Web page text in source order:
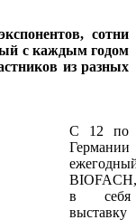
сотни
с каждым годом
из разных
С 12 по
в себя
выставку